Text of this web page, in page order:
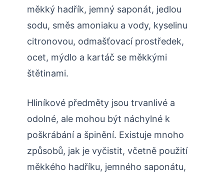
měkký hadřík, jemný saponát, jedlou
sodu, směs amoniaku a vody, kyselinu
citronovou, odmašťovací prostředek,
ocet, mýdlo a kartáč se měkkými
štětinami.
Hliníkové předměty jsou trvanlivé a
odolné, ale mohou být náchylné k
poškrábání a špinění. Existuje mnoho
způsobů, jak je vyčistit, včetně použití
měkkého hadříku, jemného saponátu,